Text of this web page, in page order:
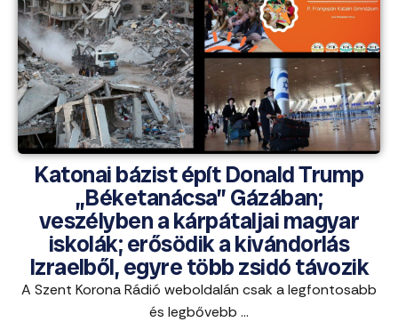
Katonai bázist épít Donald Trump
„Béketanácsa” Gázában;
veszélyben a kárpátaljai magyar
iskolák; erősödik a kivándorlás
Izraelből, egyre több zsidó távozik
A Szent Korona Rádió weboldalán csak a legfontosabb
és legbővebb ...